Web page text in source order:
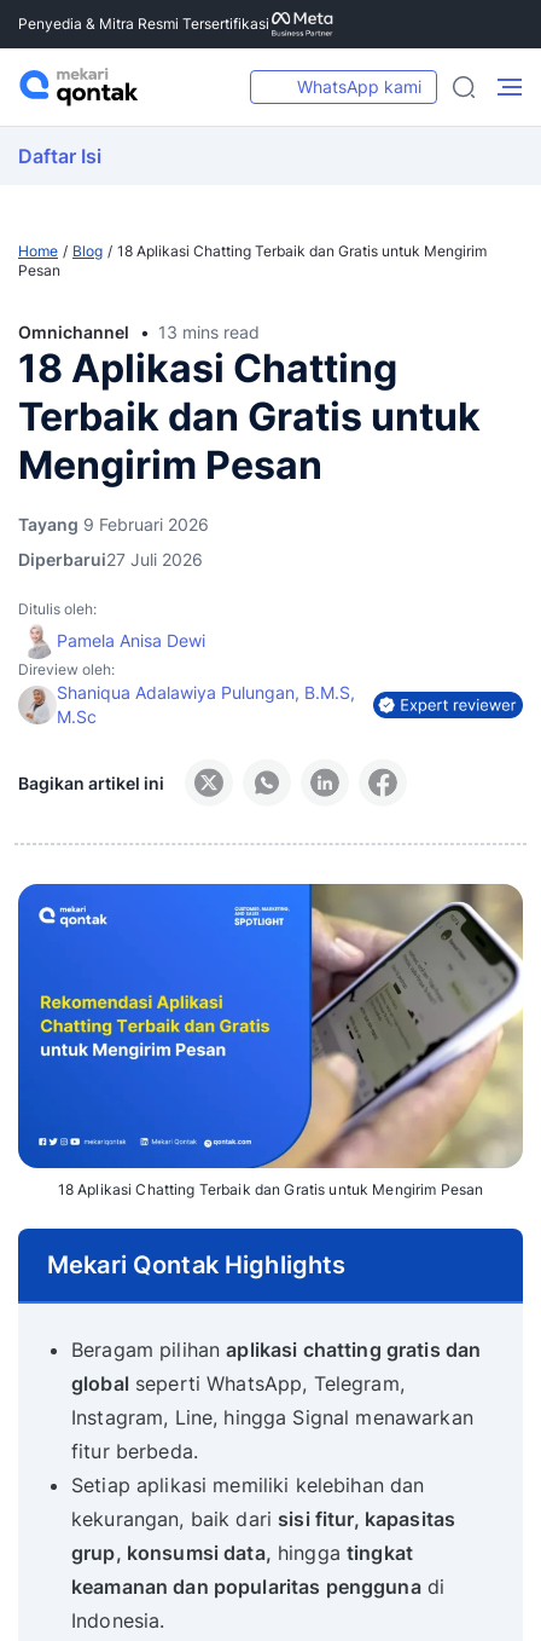
Penyedia & Mitra Resmi Tersertifikasi
WhatsApp kami
Daftar Isi
Home Blog
18 Aplikasi Chatting Terbaik dan Gratis untuk Mengirim
Pesan
Omnichannel 13 mins read
18 Aplikasi Chatting
Terbaik dan Gratis untuk
Mengirim Pesan
Tayang 9 Februari 2026
Diperbarui27 Juli 2026
Ditulis oleh:
Pamela Anisa Dewi
Direview oleh:
Shaniqua Adalawiya Pulungan, B.M.S,
M.Sc
Bagikan artikel ini
18 Aplikasi Chatting Terbaik dan Gratis untuk Mengirim Pesan
Mekari Qontak Highlights
Beragam pilihanaplikasi chatting gratis dan
global seperti WhatsApp, Telegram,
Instagram, Line, hingga Signal menawarkan
fitur berbeda.
Setiap aplikasi memiliki kelebihan dan
kekurangan, baik dari sisi fitur, kapasitas
grup, konsumsi data, hinggatingkat
keamanan dan popularitas penggunadi
Indonesia.